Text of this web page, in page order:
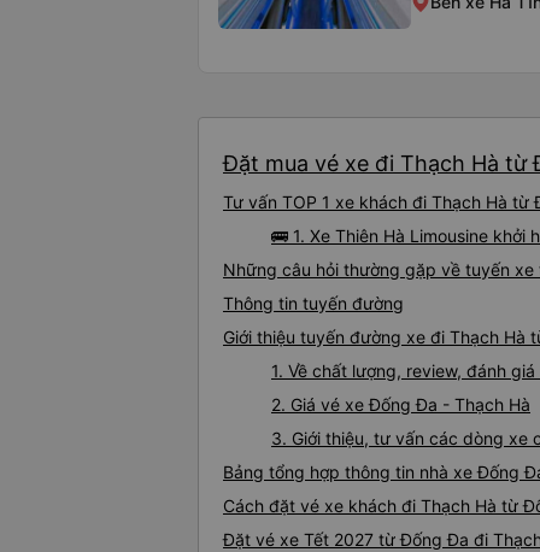
Đặt mua vé xe đi Thạch Hà từ
Tư vấn TOP 1 xe khách đi Thạch Hà
🚌 1. Xe Thiên Hà Limousine
Những câu hỏi thường gặp về tuyến
Thông tin tuyến đường
Giới thiệu tuyến đường xe đi Thạch Hà
1. Về chất lượng, review, đánh
2. Giá vé xe Đống Đa - Thạch Hà
3. Giới thiệu, tư vấn các dòng xe
Bảng tổng hợp thông tin nhà xe Đống
Cách đặt vé xe khách đi Thạch Hà từ
Đặt vé xe Tết 2027 từ Đống Đa đi